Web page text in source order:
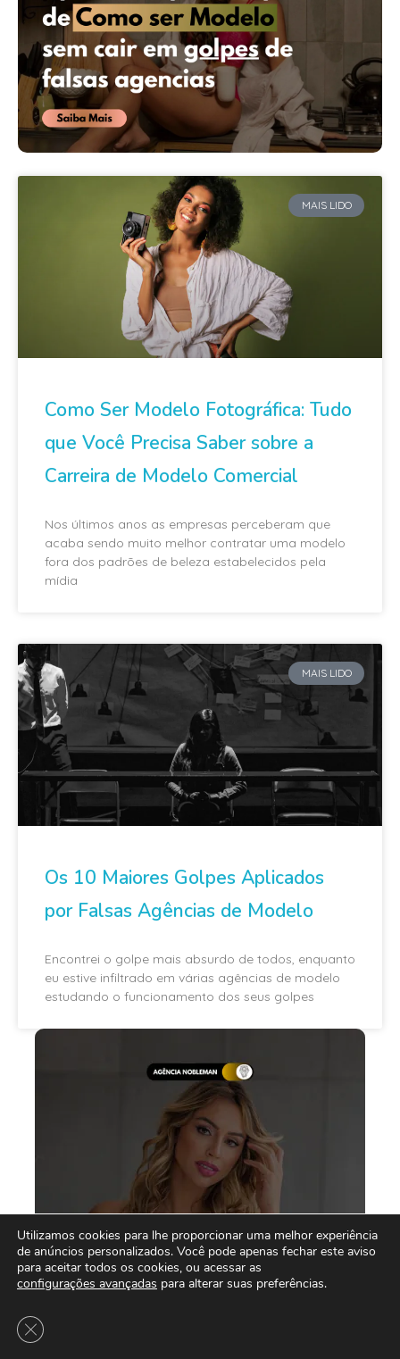
MAIS LIDO
Como Ser Modelo Fotográfica: Tudo
que Você Precisa Saber sobre a
Carreira de Modelo Comercial
Nos últimos anos as empresas perceberam que
acaba sendo muito melhor contratar uma modelo
fora dos padrões de beleza estabelecidos pela
mídia
MAIS LIDO
Os 10 Maiores Golpes Aplicados
por Falsas Agências de Modelo
Encontrei o golpe mais absurdo de todos, enquanto
eu estive infiltrado em várias agências de modelo
estudando o funcionamento dos seus golpes
Utilizamos cookies para lhe proporcionar uma melhor experiência
de anúncios personalizados. Você pode apenas fechar este aviso
para aceitar todos os cookies, ou acessar as
configurações avançadas para alterar suas preferências.
Close GDPR Cookie Banner